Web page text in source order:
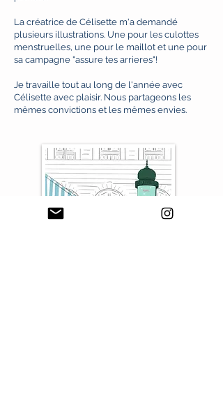
La créatrice de Célisette m'a demandé
plusieurs illustrations. Une pour les culottes
menstruelles, une pour le maillot et une pour
sa campagne "assure tes arrieres"!
Je travaille tout au long de l'année avec
Célisette avec plaisir. Nous partageons les
mêmes convictions et les mêmes envies.